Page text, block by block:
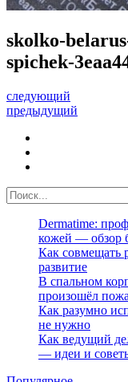
skolko-
spichek-
следующий
предыдущий
Dermatime:
кожей — обзор
Как совмещать
развитие
В спальном
произошёл
Как разумно
не нужно
Как ведущий
— идеи и